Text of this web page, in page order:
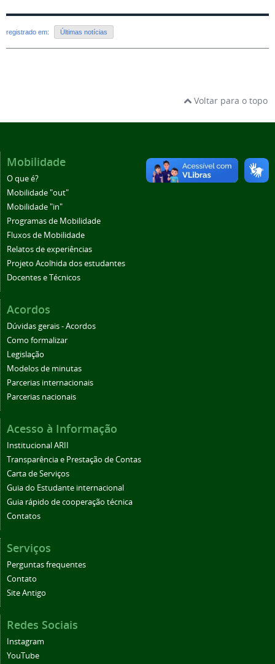
registrado em: Últimas notícias
Voltar para o topo
Mobilidade
O que é?
Mobilidade "out"
Mobilidade "in"
Programas de Mobilidade
Fluxos de Mobilidade
Relatos de experiências
Projeto Acolhida dos estudantes
Docentes e Técnicos
Acordos
Dúvidas gerais - Acordos
Como formalizar
Legislação
Modelos de minutas
Parcerias internacionais
Parcerias nacionais
Acesso à Informação
Institucional ARII
Transparência e Prestação de Contas
Carta de Serviços
Guia do Estudante internacional
Guia rápido de cooperação técnica
Contatos
Serviços
Perguntas frequentes
Contato
Site Antigo
Redes Sociais
Instagram
YouTube